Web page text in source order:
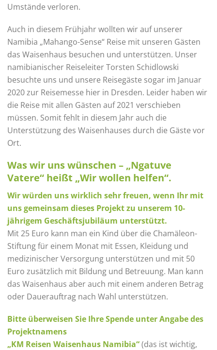
Umstände verloren.
Auch in diesem Frühjahr wollten wir auf unserer
Namibia „Mahango-Sense“ Reise mit unseren Gästen
das Waisenhaus besuchen und unterstützen. Unser
namibianischer Reiseleiter Torsten Schidlowski
besuchte uns und unsere Reisegäste sogar im Januar
2020 zur Reisemesse hier in Dresden. Leider haben wir
die Reise mit allen Gästen auf 2021 verschieben
müssen. Somit fehlt in diesem Jahr auch die
Unterstützung des Waisenhauses durch die Gäste vor
Ort.
Was wir uns wünschen – „Ngatuve
Vatere“ heißt „Wir wollen helfen“.
Wir würden uns wirklich sehr freuen, wenn Ihr mit
uns gemeinsam dieses Projekt zu unserem 10-
jährigem Geschäftsjubiläum unterstützt.
Mit 25 Euro kann man ein Kind über die Chamäleon-
Stiftung für einem Monat mit Essen, Kleidung und
medizinischer Versorgung unterstützen und mit 50
Euro zusätzlich mit Bildung und Betreuung. Man kann
das Waisenhaus aber auch mit einem anderen Betrag
oder Dauerauftrag nach Wahl unterstützen.
Bitte überweisen Sie Ihre Spende unter Angabe des
Projektnamens
„KM Reisen Waisenhaus Namibia“(das ist wichtig,